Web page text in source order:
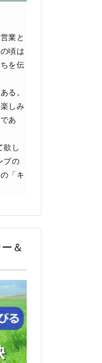
業と
頃は
を伝
る。
しみ
あ
欲し
プの
「キ
＆